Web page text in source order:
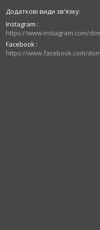
Instagram
Facebook